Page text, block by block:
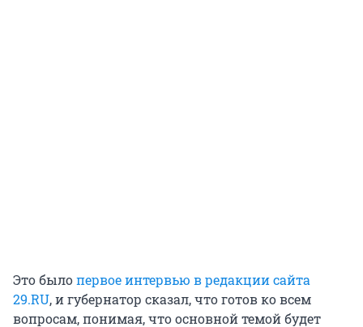
Это былопервое интервью в редакции сайта
29.RU, и губернатор сказал, что готов ко всем
вопросам, понимая, что основной темой будет